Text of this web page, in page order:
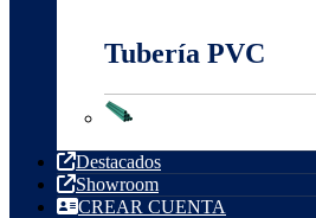
Tubería PVC
Destacados
Showroom
CREAR CUENTA